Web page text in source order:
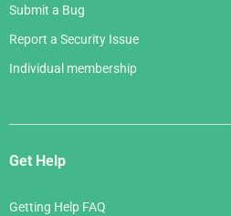
Submit a Bug
Report a Security Issue
Individual membership
Get Help
Getting Help FAQ